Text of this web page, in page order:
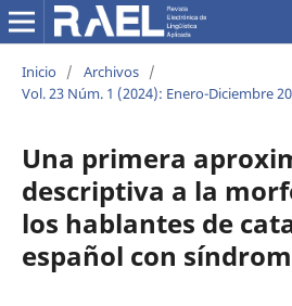
Inicio / Archivos /
Vol. 23 Núm. 1 (2024): Enero-Diciembre
Una primera
descriptiva a la
los hablantes de
español con